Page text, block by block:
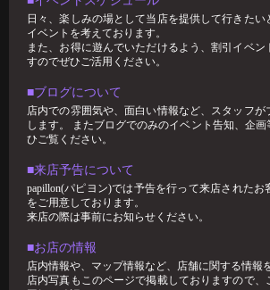
ハプバーは、日常とは少し違う非日常的空間。
た一言で場の雰囲気が良くも悪くも
2026-02-01
🦋🉐女性様特典🉐🦋 🤩1月の抽選結果🤩 1等 12349
日々、楽しみの場として当店を提供して行きた
イベントを考えております。
また、お得に遊んでいただけるよう、割引イベン
すのでぜひご活用ください。
■ブログについて
店内での雰囲気や、面白い情報など、スタッフが
します。 またブログでのみのイベント告知、企
ひご覧ください。
■来店予告について
papillon(パピヨン)では予告を行って来店されたお
をご用意しております。
来店の際は事前にお知らせください。
■お店の情報
店内情報や、マップ情報など、店舗に関する情報
店内写真もこのページで掲載しておりますので